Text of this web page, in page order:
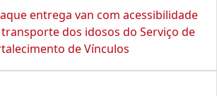
entrega van com acessibilidade
dos idosos do Serviço de
de Vínculos